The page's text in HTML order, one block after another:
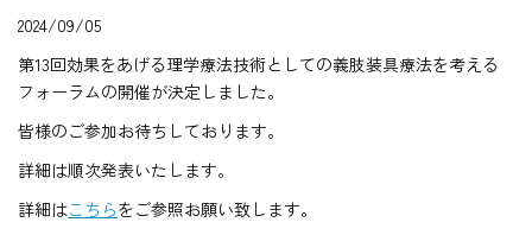
2024/09/05
第13回効果をあげる理学療法技術としての義肢装具療法を考える
フォーラムの開催が決定しました。
皆様のご参加お待ちしております。
詳細は順次発表いたします。
詳細はこちらをご参照お願い致します。